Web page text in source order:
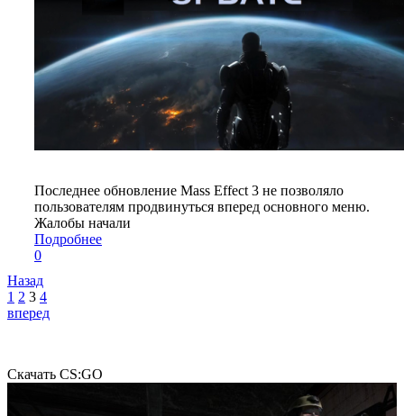
Последнее обновление Mass Effect 3 не позволяло
пользователям продвинуться вперед основного меню.
Жалобы начали
Подробнее
0
Назад
1 2 3 4
вперед
Скачать CS:GO